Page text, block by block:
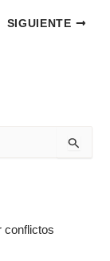
SIGUIENTE
conflictos